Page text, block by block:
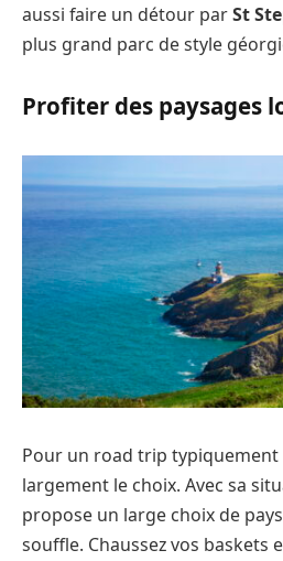
aussi faire un détour parSt
plus grand parc de style
Profiter des paysages
Pour un road trip typiquement
largement le choix. Avec sa
propose un large choix de
souffle. Chaussez vos baskets